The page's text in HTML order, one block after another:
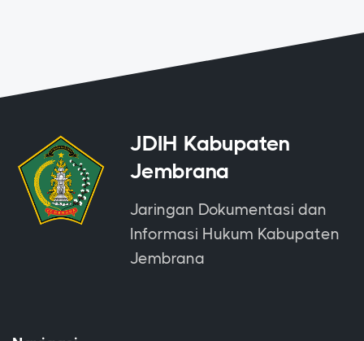
JDIH Kabupaten
Jembrana
Jaringan Dokumentasi dan
Informasi Hukum Kabupaten
Jembrana